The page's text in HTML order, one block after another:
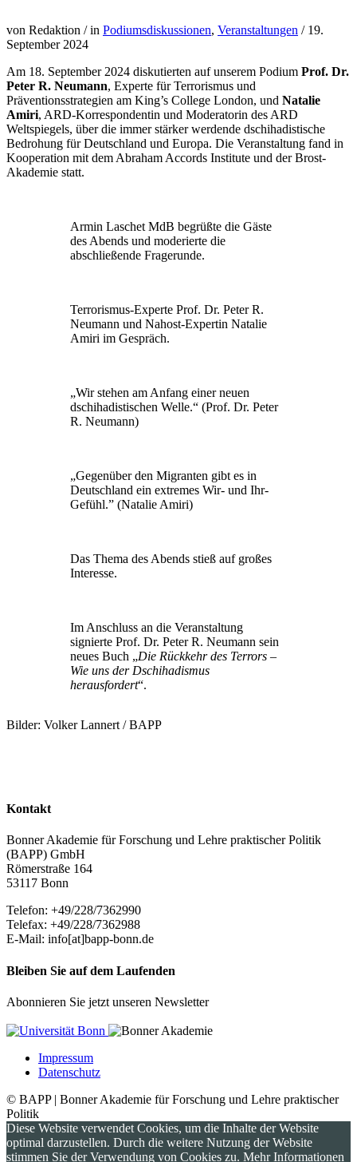
von Redaktion /in Podiumsdiskussionen, Veranstaltungen / 19.
September 2024
Am 18. September 2024 diskutierten auf unserem Podium Prof. Dr.
Peter R. Neumann, Experte für Terrorismus und
Präventionsstrategien am King’s College London, und Natalie
Amiri, ARD-Korrespondentin und Moderatorin des ARD
Weltspiegels, über die immer stärker werdende dschihadistische
Bedrohung für Deutschland und Europa. Die Veranstaltung fand in
Kooperation mit dem Abraham Accords Institute und der Brost-
Akademie statt.
Armin Laschet MdB begrüßte die Gäste
des Abends und moderierte die
abschließende Fragerunde.
Terrorismus-Experte Prof. Dr. Peter R.
Neumann und Nahost-Expertin Natalie
Amiri im Gespräch.
„Wir stehen am Anfang einer neuen
dschihadistischen Welle.“ (Prof. Dr. Peter
R. Neumann)
„Gegenüber den Migranten gibt es in
Deutschland ein extremes Wir- und Ihr-
Gefühl.” (Natalie Amiri)
Das Thema des Abends stieß auf großes
Interesse.
Im Anschluss an die Veranstaltung
signierte Prof. Dr. Peter R. Neumann sein
neues Buch „Die Rückkehr des Terrors –
Wie uns der Dschihadismus
herausfordert“.
Bilder: Volker Lannert / BAPP
Kontakt
Bonner Akademie für Forschung und Lehre praktischer Politik
(BAPP) GmbH
Römerstraße 164
53117 Bonn
Telefon: +49/228/7362990
Telefax: +49/228/7362988
E-Mail: info[at]bapp-bonn.de
Bleiben Sie auf dem Laufenden
Abonnieren Sie jetzt unseren Newsletter
Impressum
Datenschutz
© BAPP | Bonner Akademie für Forschung und Lehre praktischer
Politik
Diese Website verwendet Cookies, um die Inhalte der Website
optimal darzustellen. Durch die weitere Nutzung der Website
stimmen Sie der Verwendung von Cookies zu. Mehr Informationen